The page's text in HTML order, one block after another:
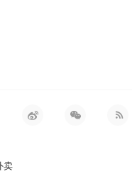
卖